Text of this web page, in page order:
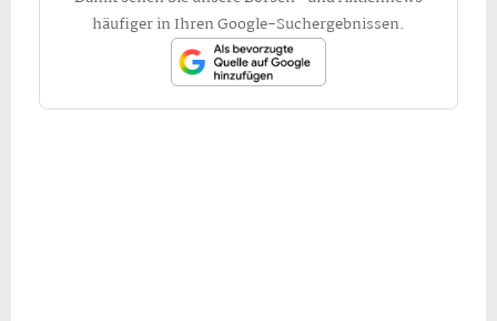
häufiger in Ihren Google-Suchergebnissen.